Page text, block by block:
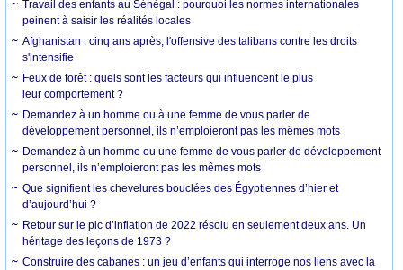
Travail des enfants au Sénégal : pourquoi les normes internationales
peinent à saisir les réalités locales
Afghanistan : cinq ans après, l'offensive des talibans contre les droits
s'intensifie
Feux de forêt : quels sont les facteurs qui influencent le plus
leur comportement ?
Demandez à un homme ou à une femme de vous parler de
développement personnel, ils n’emploieront pas les mêmes mots
Demandez à un homme ou une femme de vous parler de développement
personnel, ils n’emploieront pas les mêmes mots
Que signifient les chevelures bouclées des Égyptiennes d’hier et
d’aujourd’hui ?
Retour sur le pic d’inflation de 2022 résolu en seulement deux ans. Un
héritage des leçons de 1973 ?
Construire des cabanes : un jeu d’enfants qui interroge nos liens avec la